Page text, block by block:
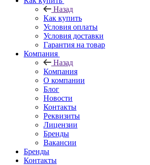
Назад
Как купить
Условия оплаты
Условия доставки
Гарантия на товар
Компания
Назад
Компания
О компании
Блог
Новости
Контакты
Реквизиты
Лицензии
Бренды
Вакансии
Бренды
Контакты